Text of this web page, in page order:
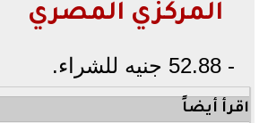
المركزي المصري
- 52.88 جنيه للشراء.
اقرأ أيضاً